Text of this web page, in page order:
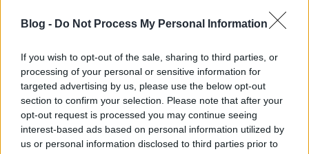
Blog - Do Not Process My Personal Information
If you wish to opt-out of the sale, sharing to third parties, or
processing of your personal or sensitive information for
targeted advertising by us, please use the below opt-out
section to confirm your selection. Please note that after your
opt-out request is processed you may continue seeing
interest-based ads based on personal information utilized by
us or personal information disclosed to third parties prior to